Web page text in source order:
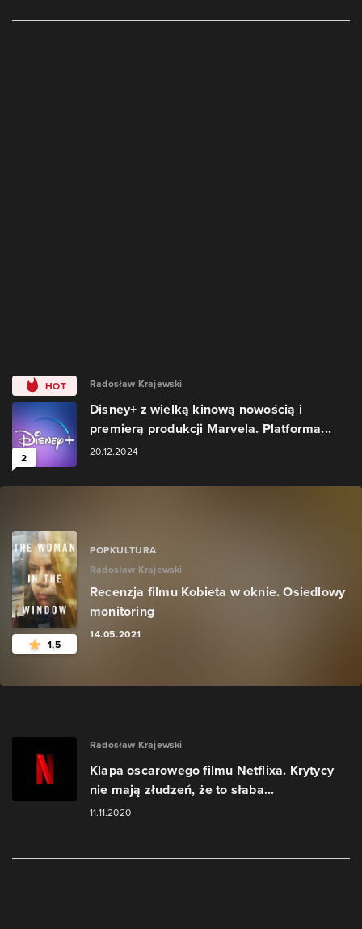
HOT
2
Radosław Krajewski
Disney+ z wielką kinową nowością i
premierą produkcji Marvela. Platforma...
20.12.2024
1,5
POPKULTURA
Radosław Krajewski
Recenzja filmu Kobieta w oknie. Osiedlowy
monitoring
14.05.2021
Radosław Krajewski
Klapa oscarowego filmu Netflixa. Krytycy
nie mają złudzeń, że to słaba...
11.11.2020